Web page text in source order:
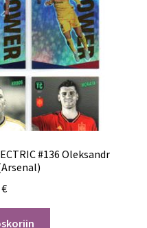
#136 Oleksandr
€